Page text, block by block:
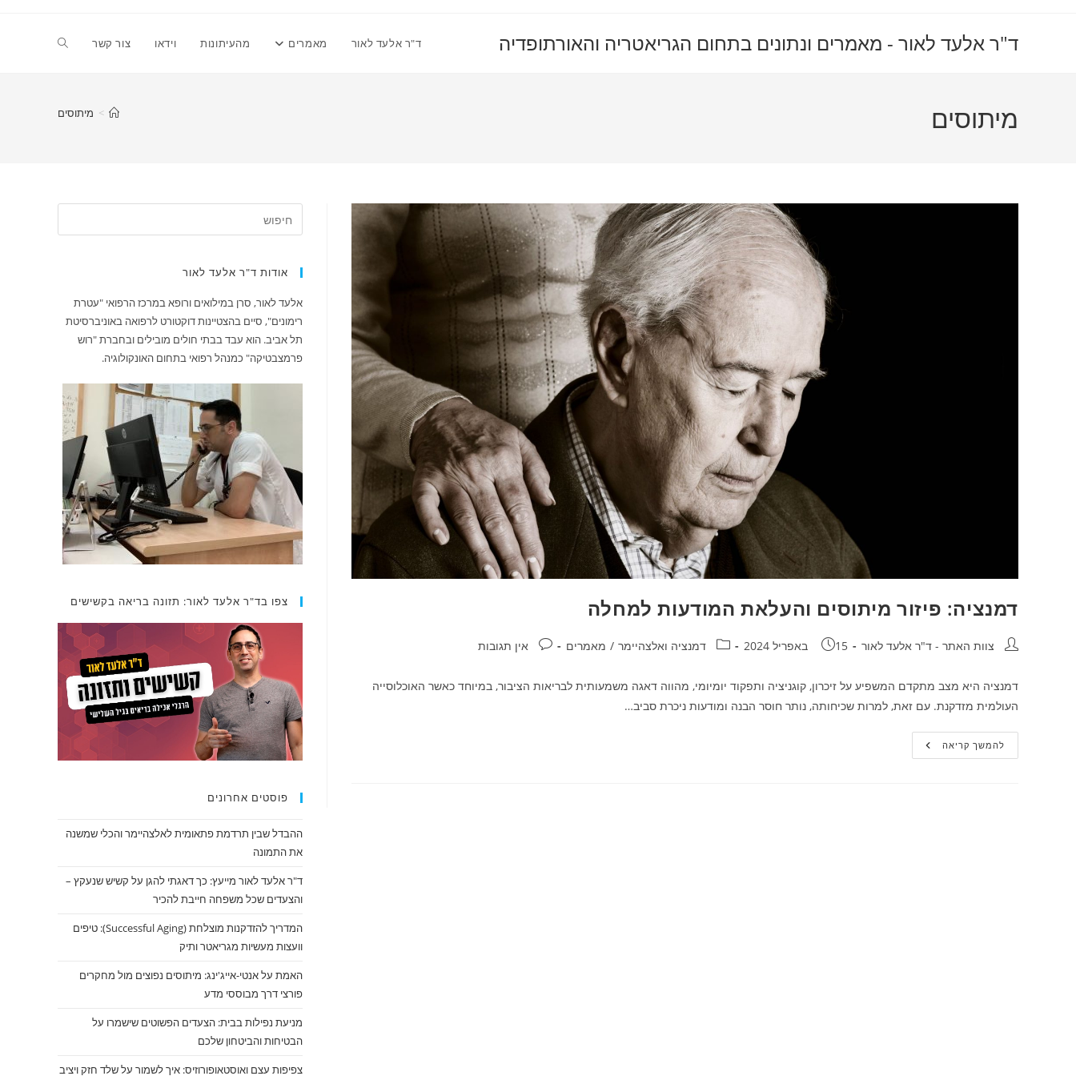
ד"ר אלעד לאור - מאמרים ונתונים בתחום הגריאטריה והאורתופדיה ד"ר אלעד לאור מאמרים מהעיתונות וידאו צור קשר Toggle
מיתוסים > מיתוסים
דמנציה: פיזור מיתוסים והעלאת המודעות למחלה
מחבר:צוות האתר - ד"ר אלעד לאור פורסם:
15 באפריל 2024 קטגוריה:דמנציה ואלצהיימר / מאמרים תגובות:אין תגובות
דמנציה היא מצב מתקדם המשפיע על זיכרון, קוגניציה ותפקוד יומיומי, מהווה דאגה משמעותית לבריאות הציבור, במיוחד כאשר האוכלוסייה
העולמית מזדקנת. עם זאת, למרות שכיחותה, נותר חוסר הבנה ומודעות ניכרת סביב…
להמשך קריאהדמנציה:
פיזור
אודות ד"ר אלעד לאור
אלעד לאור, סרן במילואים ורופא במרכז הרפואי "עטרת
רימונים", סיים בהצטיינות דוקטורט לרפואה באוניברסיטת
תל אביב. הוא עבד בבתי חולים מובילים ובחברת "רוש
פרמצבטיקה" כמנהל רפואי בתחום האונקולוגיה.
צפו בד"ר אלעד לאור: תזונה בריאה בקשישים
פוסטים אחרונים
ההבדל שבין תרדמת פתאומית לאלצהיימר והכלי שמשנה
את התמונה
ד"ר אלעד לאור מייעץ: כך דאגתי להגן על קשיש שנעקץ –
והצעדים שכל משפחה חייבת להכיר
המדריך להזדקנות מוצלחת (Successful Aging): טיפים
וועצות מעשיות מגריאטר ותיק
האמת על אנטי-אייג'ינג: מיתוסים נפוצים מול מחקרים
פורצי דרך מבוססי מדע
מניעת נפילות בבית: הצעדים הפשוטים שישמרו על
הבטיחות והביטחון שלכם
צפיפות עצם ואוסטאופורוזיס: איך לשמור על שלד חזק ויציב